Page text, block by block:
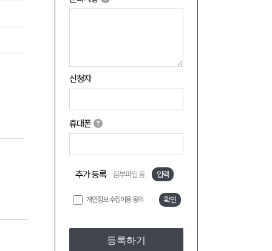
신청자
휴대폰
추가 등록 첨부파일 등 입력
개인정보 수집이용 동의 확인
등록하기